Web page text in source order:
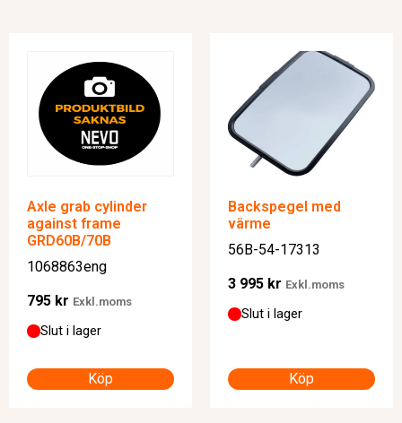
Axle grab cylinder
against frame
GRD60B/70B
1068863eng
795 kr Exkl.moms
Slut i lager
Köp
Backspegel med
värme
56B-54-17313
3 995 kr Exkl.moms
Slut i lager
Köp